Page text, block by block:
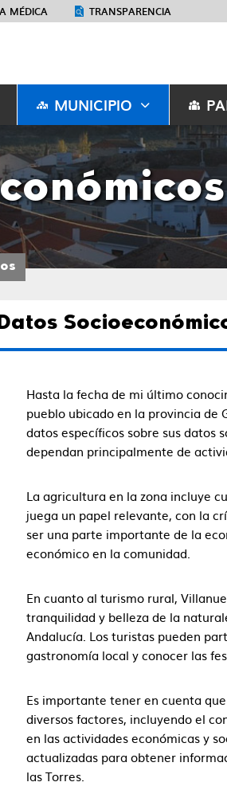
MÉDICA TRANSPARENCIA
MUNICIPIO
Hasta la fecha de mi último
pueblo ubicado en la provincia de
datos específicos sobre sus datos
dependan principalmente de
La agricultura en la zona incluye
juega un papel relevante, con la
ser una parte importante de la
económico en la comunidad.
En cuanto al turismo rural,
tranquilidad y belleza de la
Andalucía. Los turistas pueden
gastronomía local y conocer las
Es importante tener en cuenta
diversos factores, incluyendo el
en las actividades económicas y
actualizadas para obtener
las Torres.